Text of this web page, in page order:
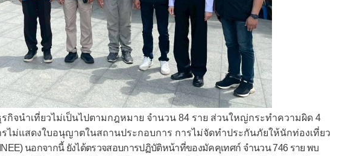
กิจนำเที่ยวไม่เป็นไปตามกฎหมาย จำนวน 84 ราย ส่วนใหญ่กระทำความผิด 4
ม่แสดงใบอนุญาตในสถานประกอบการ การไม่จัดทำประกันภัยให้นักท่องเที่ยว
) นอกจากนี้ ยังได้ตรวจสอบการปฏิบัติหน้าที่ของมัคคุเทศก์ จำนวน 746 ราย พบ